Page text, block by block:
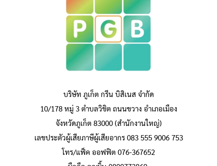
บริษัท ภูเก็ต กรีน บิสิเนส จำกัด
10/178 หมู่ 3 ตำบลวิชิต ถนนขวาง อำเภอเมือง
จังหวัดภูเก็ต 83000 (สำนักงานใหญ่)
เลขประตัวผู้เสียภาษีผู้เสียอากร 083 555 9006 753
โทร/แฟ็ค ออฟฟิต 076-367652